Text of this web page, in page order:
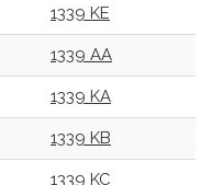
1339 KE
1339 AA
1339 KA
1339 KB
1339 KC